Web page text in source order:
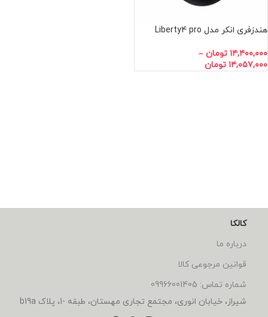
هندزفری انکر مدل Liberty4 pro
۱۴,۴۰۰,۰۰۰ تومان –
۱۴,۰۵۷,۰۰۰ تومان
کالکا
درباره ما
قوانین مرجوعی کالا
شماره تماس: 09966001405
شیراز، خیابان انوری، مجتمع تجاری مهستان، طبقه -1، پلاک b19a